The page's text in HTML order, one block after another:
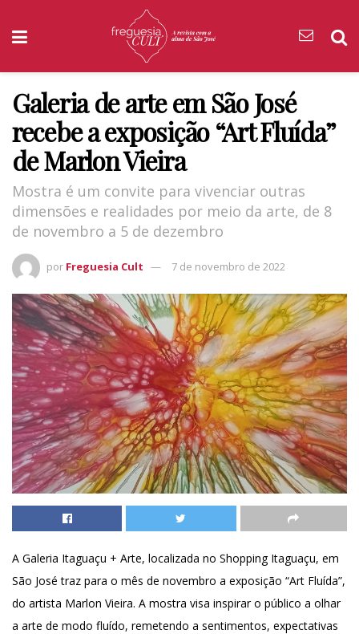
Galeria de arte em São José
recebe a exposição “Art Fluída”
de Marlon Vieira
Mostra é um convite para vivenciar outras
dimensões e realidades por meio da arte, de 8
de novembro a 5 de dezembro
por Freguesia Cult 7 de novembro de 2022
A Galeria Itaguaçu + Arte, localizada no Shopping Itaguaçu, em
São José traz para o mês de novembro a exposição “Art Fluída”,
do artista Marlon Vieira. A mostra visa inspirar o público a olhar
a arte de modo fluído, remetendo a sentimentos, expectativas